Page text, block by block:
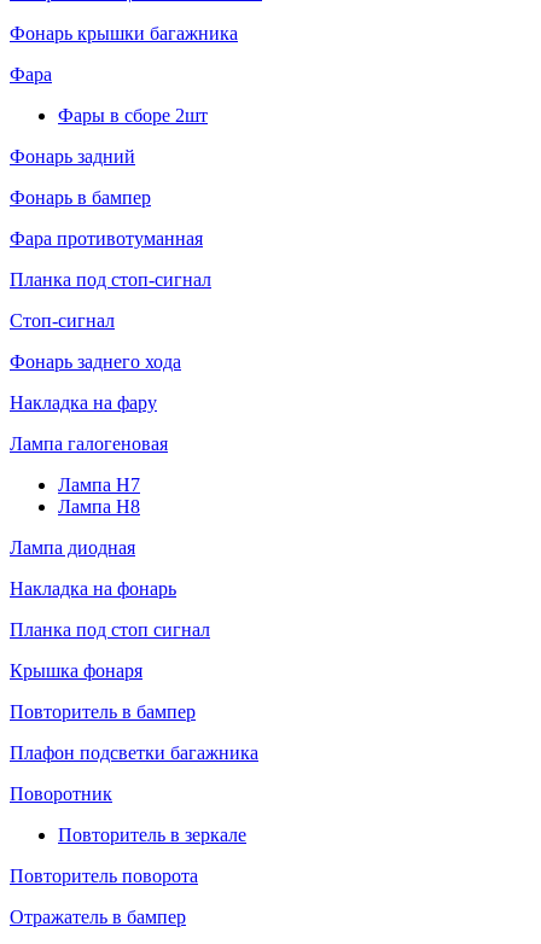
Фонарь крышки багажника
Фара
Фары в сборе 2шт
Фонарь задний
Фонарь в бампер
Фара противотуманная
Планка под стоп-сигнал
Стоп-сигнал
Фонарь заднего хода
Накладка на фару
Лампа галогеновая
Лампа H7
Лампа H8
Лампа диодная
Накладка на фонарь
Планка под стоп сигнал
Крышка фонаря
Повторитель в бампер
Плафон подсветки багажника
Поворотник
Повторитель в зеркале
Повторитель поворота
Отражатель в бампер